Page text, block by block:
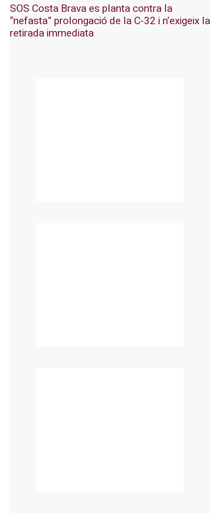
SOS Costa Brava es planta contra la
“nefasta” prolongació de la C-32 i n’exigeix la
retirada immediata